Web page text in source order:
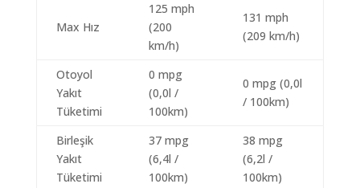
Max Hız
125 mph
(200
km/h)
131 mph
(209 km/h)
Otoyol
Yakıt
Tüketimi
0 mpg
(0,0l /
100km)
0 mpg (0,0l
/ 100km)
Birleşik
Yakıt
Tüketimi
37 mpg
(6,4l /
100km)
38 mpg
(6,2l /
100km)